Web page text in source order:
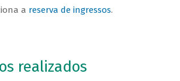
a reserva de ingressos.
realizados